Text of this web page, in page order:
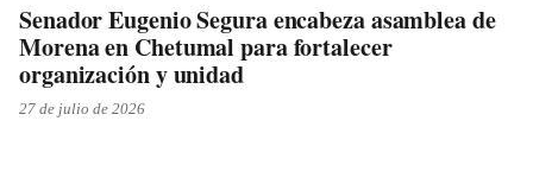
Senador Eugenio Segura encabeza asamblea de
Morena en Chetumal para fortalecer
organización y unidad
27 de julio de 2026